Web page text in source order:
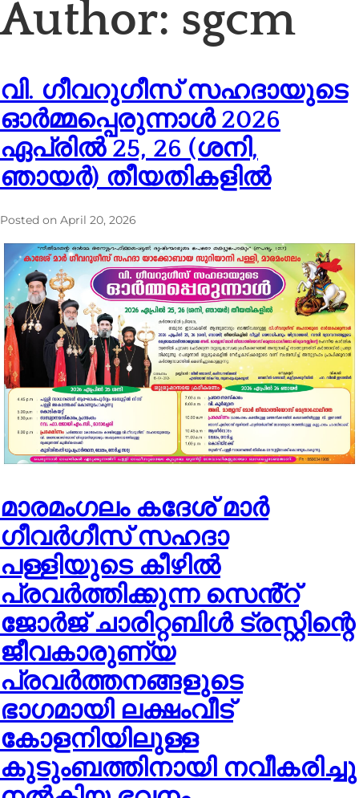
Author: sgcm
വി. ഗീവറുഗീസ് സഹദായുടെ
ഓർമ്മപ്പെരുന്നാൾ 2026
ഏപ്രിൽ 25, 26 (ശനി,
ഞായർ) തീയതികളിൽ
Posted on April 20, 2026
മാരമംഗലം കദേശ് മാർ
ഗീവർഗീസ് സഹദാ
പള്ളിയുടെ കീഴിൽ
പ്രവർത്തിക്കുന്ന സെൻ്റ്
ജോർജ് ചാരിറ്റബിൾ ട്രസ്റ്റിന്റെ
ജീവകാരുണ്യ
പ്രവർത്തനങ്ങളുടെ
ഭാഗമായി ലക്ഷംവീട്
കോളനിയിലുള്ള
കുടുംബത്തിനായി നവീകരിച്ചു